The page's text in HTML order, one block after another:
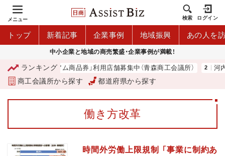
メニュー 検索 ログイン
トップ 新着記事 企業事例 地域振興 あの人を
中小企業と地域の商売繁盛・企業事例が満載！
ランキング
「青森市プレミアム商品券」利用店舗募集中（青森商工会議所） 河内
商工会議所から探す 都道府県から探す
働き方改革
時間外労働上限規制 「事業に制約あ